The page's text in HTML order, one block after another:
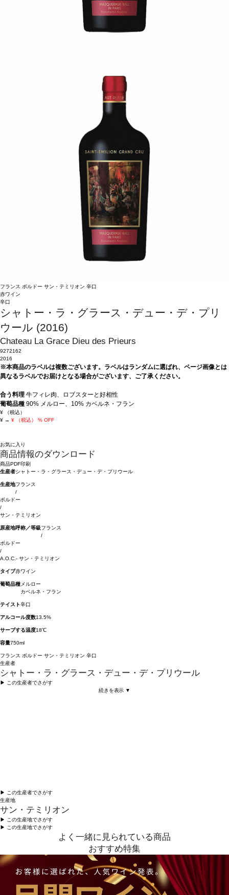
フランス ボルドー サン・テミリオン 辛口
赤ワイン
辛口
シャトー・ラ・グラース・デュー・デ・プリ
ウール (2016)
Chateau La Grace Dieu des Prieurs
9272162
2016
※本商品のラベルは複数ございます。ラベルはランダムに選ばれ、ページ画像とは
異なるラベルでお届けとなる場合がございます、ご了承ください。
合う料理 牛フィレ肉、ロブスターと好相性
葡萄品種 90% メルロー、10% カベルネ・フラン
¥
（税込）
¥ → ¥ （税込） % OFF
お気に入り
商品情報のダウンロード
商品PDF印刷
生産者シャトー・ラ・グラース・デュー・デ・プリウール
生産地フランス
/
ボルドー
/
サン・テミリオン
原産地呼称／等級フランス
/
ボルドー
/
A.O.C.- サン・テミリオン
タイプ赤ワイン
葡萄品種メルロー
カベルネ・フラン
テイスト辛口
アルコール度数13.5%
サーブする温度18℃
容量750ml
フランス ボルドー サン・テミリオン 辛口
生産者
シャトー・ラ・グラース・デュー・デ・プリウール
▶︎ この生産者でさがす
続きを表示 ▼
▶︎ この生産者でさがす
生産地
サン・テミリオン
▶︎ この生産地でさがす
▶︎ この生産地でさがす
よく一緒に見られている商品
おすすめ特集